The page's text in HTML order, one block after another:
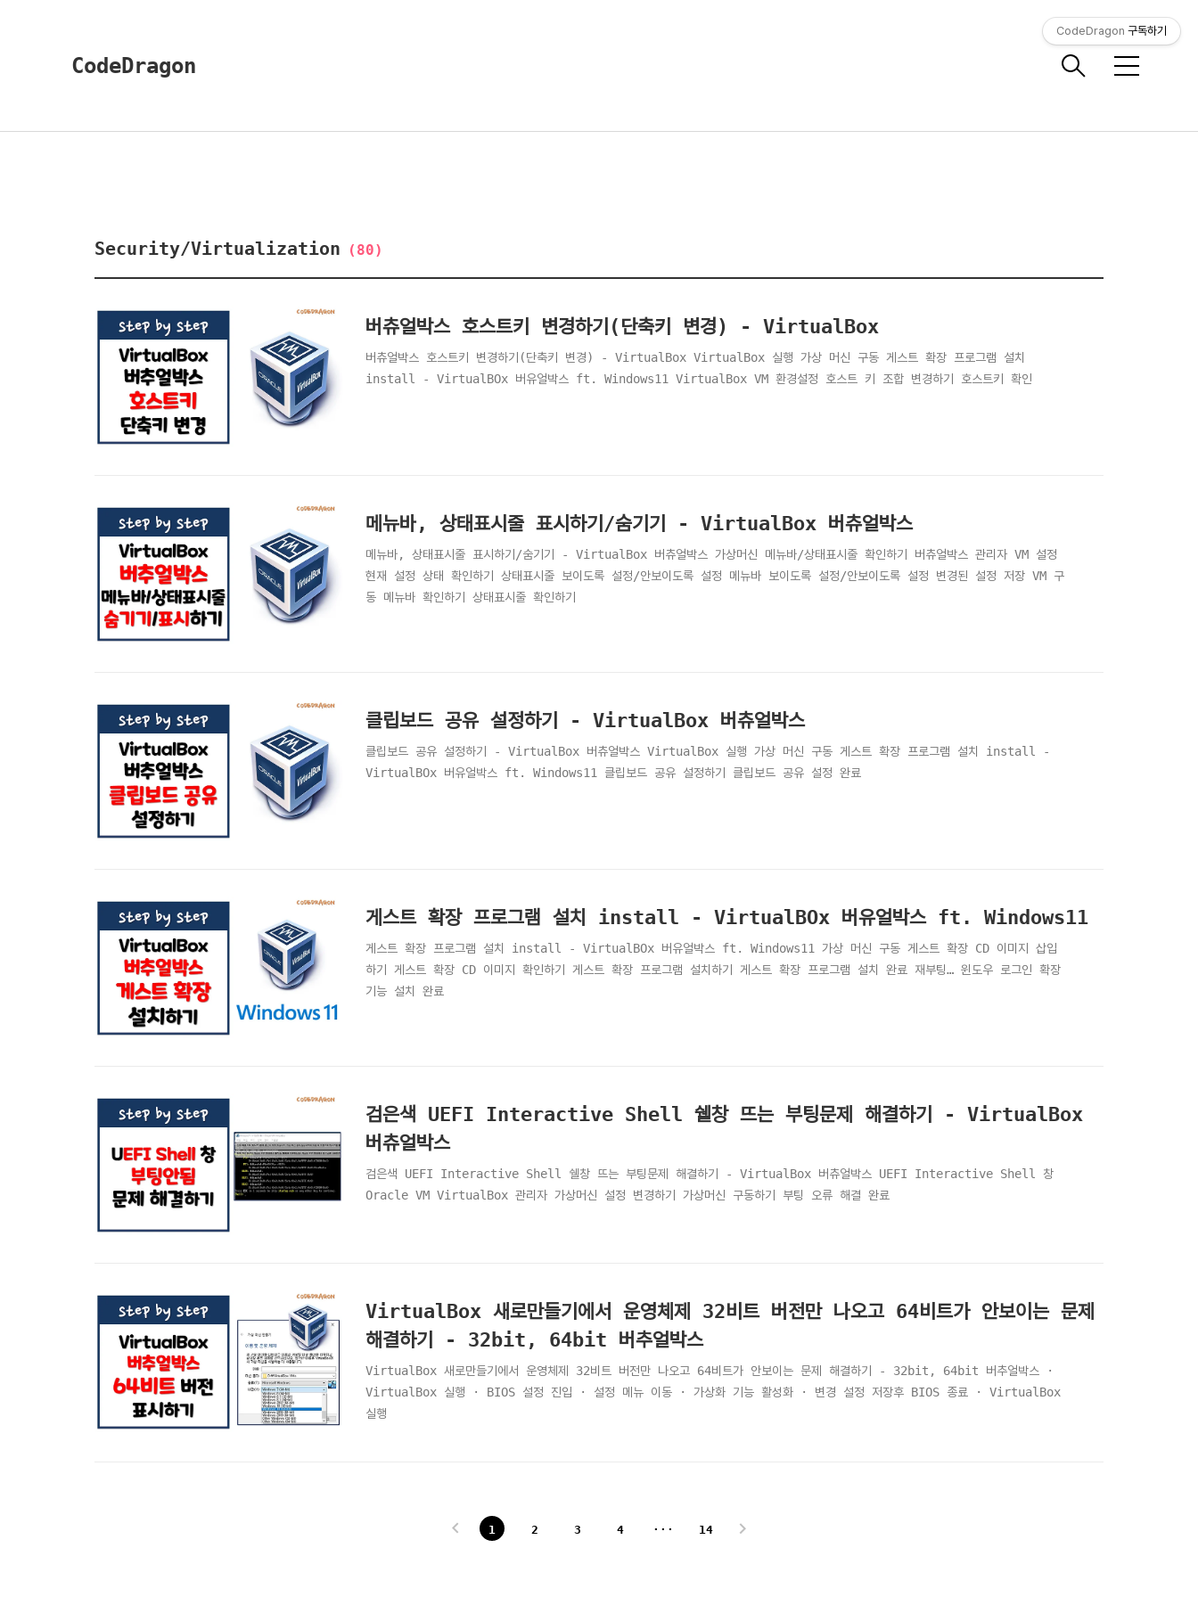
CodeDragon
메
Security/Virtualization (80)
버츄얼박스 호스트키 변경하기(단축키 변경) - VirtualBox
버츄얼박스 호스트키 변경하기(단축키 변경) - VirtualBox VirtualBox 실행 가상 머신 구동 게스트 확장 프로그램 설치
install - VirtualBOx 버유얼박스 ft. Windows11 VirtualBox VM 환경설정 호스트 키 조합 변경하기 호스트키 확인
메뉴바, 상태표시줄 표시하기/숨기기 - VirtualBox 버츄얼박스
메뉴바, 상태표시줄 표시하기/숨기기 - VirtualBox 버츄얼박스 가상머신 메뉴바/상태표시줄 확인하기 버츄얼박스 관리자 VM 설정
현재 설정 상태 확인하기 상태표시줄 보이도록 설정/안보이도록 설정 메뉴바 보이도록 설정/안보이도록 설정 변경된 설정 저장 VM 구
동 메뉴바 확인하기 상태표시줄 확인하기
클립보드 공유 설정하기 - VirtualBox 버츄얼박스
클립보드 공유 설정하기 - VirtualBox 버츄얼박스 VirtualBox 실행 가상 머신 구동 게스트 확장 프로그램 설치 install -
VirtualBOx 버유얼박스 ft. Windows11 클립보드 공유 설정하기 클립보드 공유 설정 완료
게스트 확장 프로그램 설치 install - VirtualBOx 버유얼박스 ft. Windows11
게스트 확장 프로그램 설치 install - VirtualBOx 버유얼박스 ft. Windows11 가상 머신 구동 게스트 확장 CD 이미지 삽입
하기 게스트 확장 CD 이미지 확인하기 게스트 확장 프로그램 설치하기 게스트 확장 프로그램 설치 완료 재부팅… 윈도우 로그인 확장
기능 설치 완료
검은색 UEFI Interactive Shell 쉘창 뜨는 부팅문제 해결하기 - VirtualBox
버츄얼박스
검은색 UEFI Interactive Shell 쉘창 뜨는 부팅문제 해결하기 - VirtualBox 버츄얼박스 UEFI Interactive Shell 창
Oracle VM VirtualBox 관리자 가상머신 설정 변경하기 가상머신 구동하기 부팅 오류 해결 완료
VirtualBox 새로만들기에서 운영체제 32비트 버전만 나오고 64비트가 안보이는 문제
해결하기 - 32bit, 64bit 버추얼박스
VirtualBox 새로만들기에서 운영체제 32비트 버전만 나오고 64비트가 안보이는 문제 해결하기 - 32bit, 64bit 버추얼박스 ·
VirtualBox 실행 · BIOS 설정 진입 · 설정 메뉴 이동 · 가상화 기능 활성화 · 변경 설정 저장후 BIOS 종료 · VirtualBox
실행
1 2 3 4 ··· 14
CodeDragon 구독하기